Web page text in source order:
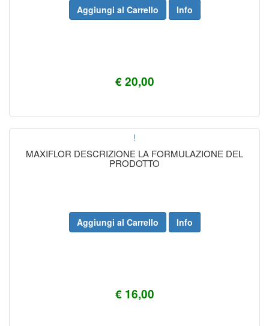
€ 20,00
Aggiungi al Carrello Info
!
MAXIFLOR DESCRIZIONE LA FORMULAZIONE DEL
PRODOTTO
€ 16,00
Aggiungi al Carrello Info